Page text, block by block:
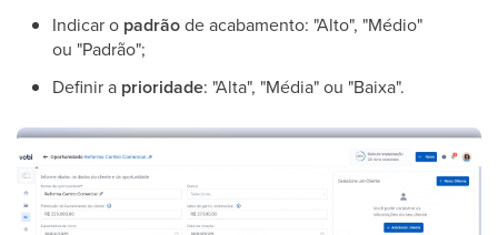
Indicar o padrãode acabamento: "Alto", "Médio"
ou "Padrão";
Definir a prioridade: "Alta", "Média" ou "Baixa".